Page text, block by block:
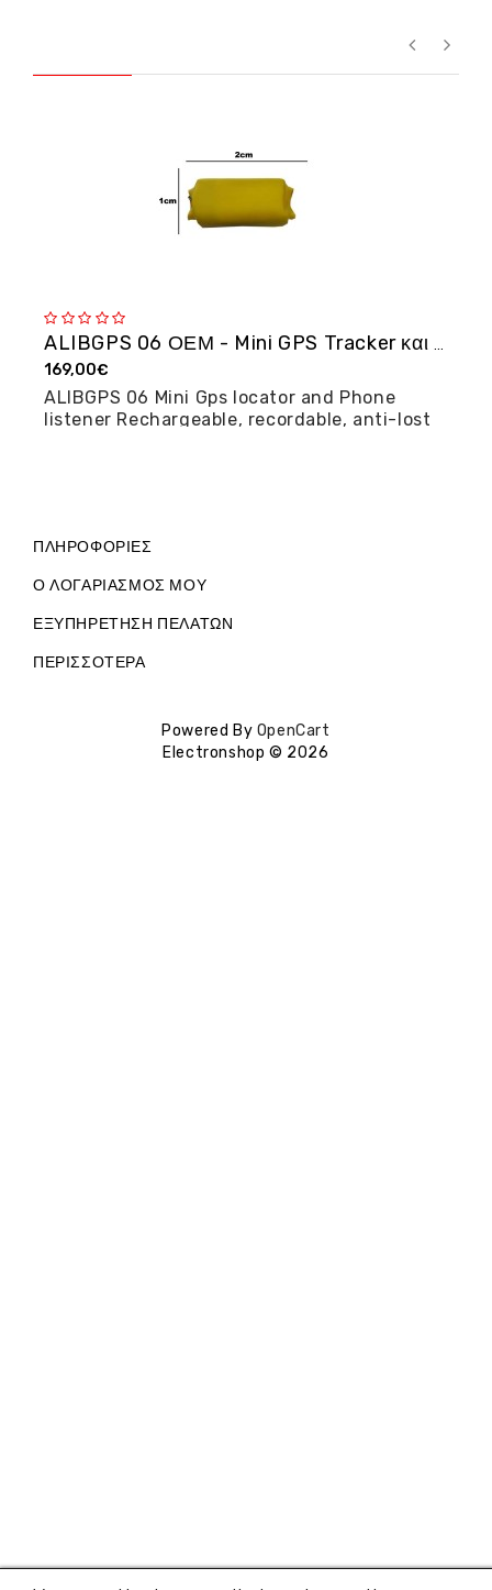
ALIBGPS 06 ΟΕΜ - Mini GPS Tracker και φω�...
169,00€
ALIBGPS 06 Mini Gps locator and Phone
listener Rechargeable, recordable, anti-lost
ΠΛΗΡΟΦΟΡΊΕΣ
Ο ΛΟΓΑΡΙΑΣΜΌΣ ΜΟΥ
ΕΞΥΠΗΡΈΤΗΣΗ ΠΕΛΑΤΏΝ
ΠΕΡΙΣΣΌΤΕΡΑ
Powered By OpenCart
Electronshop © 2026